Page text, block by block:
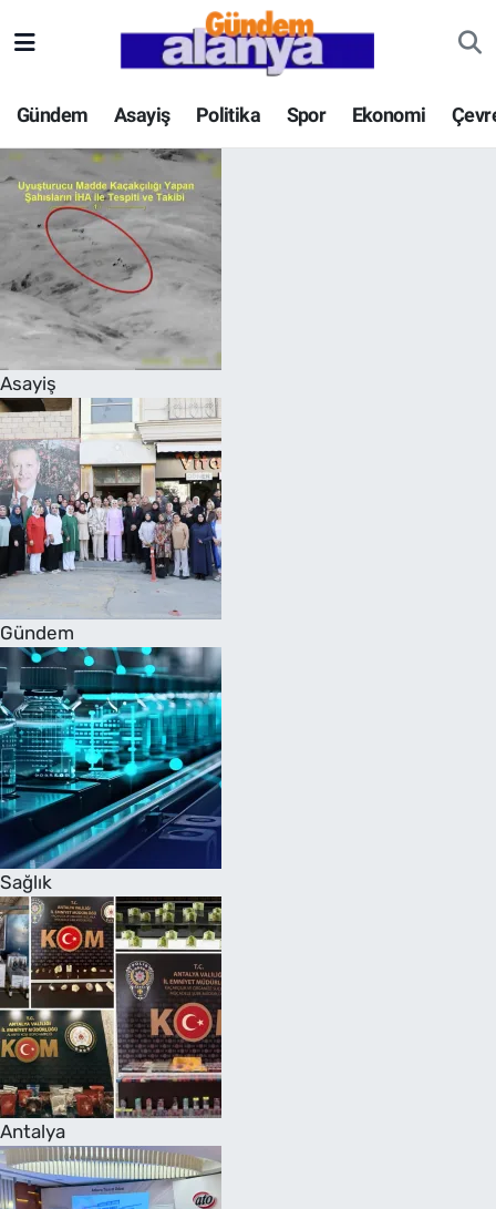
Gündem Asayiş Politika Spor Ekonomi
Asayiş
Gündem
Sağlık
Antalya